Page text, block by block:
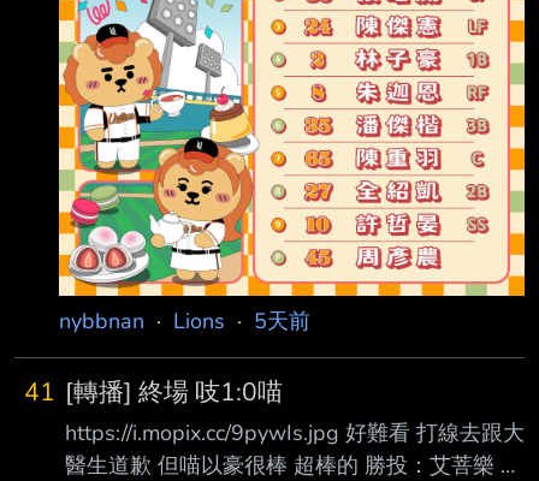
nybbnan · Lions · 5天前
41 [轉播] 終場 吱1:0喵
https://i.mopix.cc/9pywIs.jpg 好難看 打線去跟大
醫生道歉 但喵以豪很棒 超棒的 勝投：艾菩樂 敗